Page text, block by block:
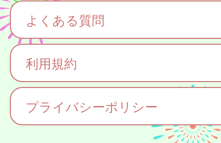
よくある質問
利用規約
プライバシーポリシー